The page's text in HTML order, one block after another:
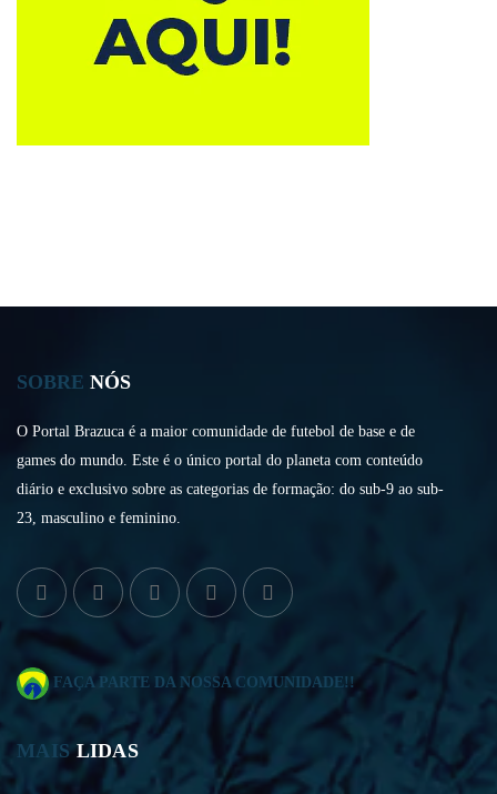
SOBRE NÓS
O Portal Brazuca é a maior comunidade de futebol de base e de
games do mundo. Este é o único portal do planeta com conteúdo
diário e exclusivo sobre as categorias de formação: do sub-9 ao sub-
23, masculino e feminino.
FAÇA PARTE DA NOSSA COMUNIDADE!!
MAISLIDAS